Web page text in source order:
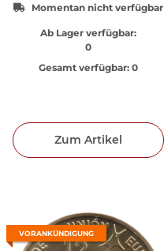
Momentan nicht verfügbar
Ab Lager verfügbar:
0
Gesamt verfügbar: 0
Zum Artikel
VORANKÜNDIGUNG